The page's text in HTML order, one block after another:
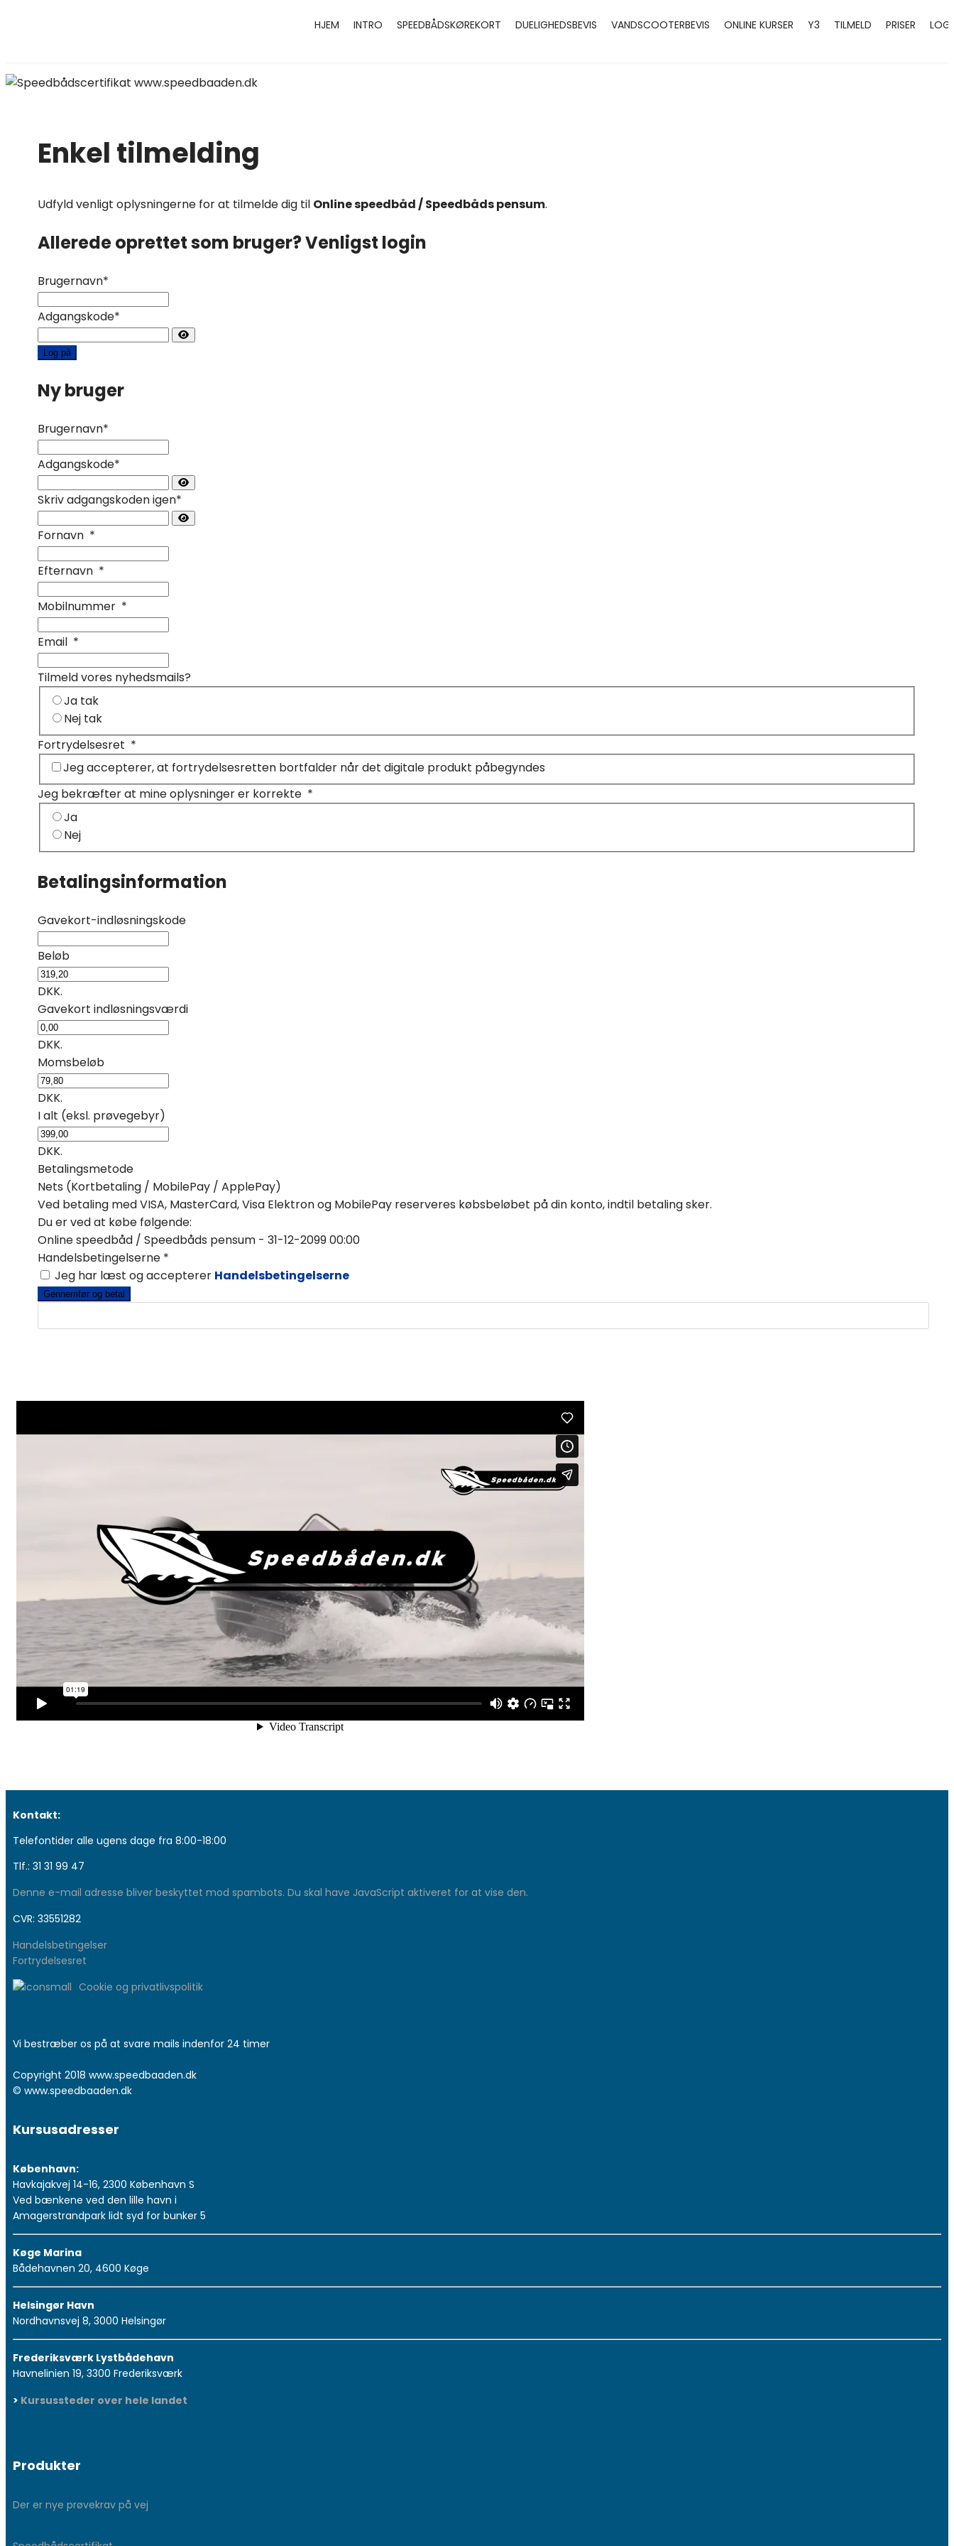
HJEM INTRO SPEEDBÅDSKØREKORT DUELIGHEDSBEVIS VANDSCOOTERBEVIS ONLINE KURSER Y3 TILMELD PRISER
Enkel tilmelding
Udfyld venligt oplysningerne for at tilmelde dig til Online speedbåd / Speedbåds pensum.
Allerede oprettet som bruger? Venligst login
Brugernavn*
Adgangskode*
Vis adgangskode
Ny bruger
Brugernavn*
Adgangskode*
Vis adgangskode
Skriv adgangskoden igen*
Vis adgangskode
Fornavn *
Efternavn *
Mobilnummer *
Email *
Tilmeld vores nyhedsmails?
Ja tak
Nej tak
Fortrydelsesret *
Jeg accepterer, at fortrydelsesretten bortfalder når det digitale produkt påbegyndes
Jeg bekræfter at mine oplysninger er korrekte *
Ja
Nej
Betalingsinformation
Gavekort-indløsningskode
Beløb
DKK.
Gavekort indløsningsværdi
DKK.
Momsbeløb
DKK.
I alt (eksl. prøvegebyr)
DKK.
Betalingsmetode
Nets (Kortbetaling / MobilePay / ApplePay)
Ved betaling med VISA, MasterCard, Visa Elektron og MobilePay reserveres købsbeløbet på din konto, indtil betaling sker.
Du er ved at købe følgende:
Online speedbåd / Speedbåds pensum - 31-12-2099 00:00
Handelsbetingelserne *
Jeg har læst og accepterer Handelsbetingelserne
Kontakt:
Telefontider alle ugens dage fra 8:00-18:00
Tlf.: 31 31 99 47
Denne e-mail adresse bliver beskyttet mod spambots. Du skal have JavaScript aktiveret for at vise den.
CVR: 33551282
Handelsbetingelser
Fortrydelsesret
Cookie og privatlivspolitik
Vi bestræber os på at svare mails indenfor 24 timer
Copyright 2018 www.speedbaaden.dk
© www.speedbaaden.dk
Kursusadresser
København:
Havkajakvej 14-16, 2300 København S
Ved bænkene ved den lille havn i
Amagerstrandpark lidt syd for bunker 5
Køge Marina
Bådehavnen 20, 4600 Køge
Helsingør Havn
Nordhavnsvej 8, 3000 Helsingør
Frederiksværk Lystbådehavn
Havnelinien 19, 3300 Frederiksværk
> Kursussteder over hele landet
Produkter
Der er nye prøvekrav på vej